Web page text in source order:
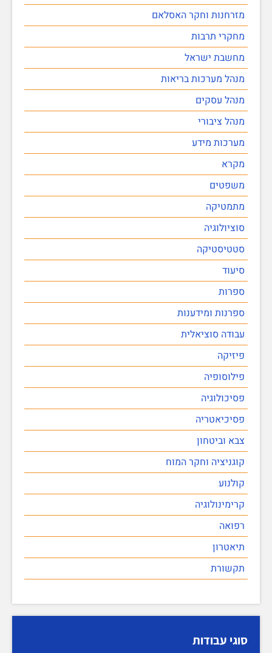
מזרחנות וחקר האסלאם
מחקרי תרבות
מחשבת ישראל
מנהל מערכות בריאות
מנהל עסקים
מנהל ציבורי
מערכות מידע
מקרא
משפטים
מתמטיקה
סוציולוגיה
סטטיסטיקה
סיעוד
ספרות
ספרנות ומידענות
עבודה סוציאלית
פיזיקה
פילוסופיה
פסיכולוגיה
פסיכיאטריה
צבא וביטחון
קוגניציה וחקר המוח
קולנוע
קרימינולוגיה
רפואה
תיאטרון
תקשורת
סוגי עבודות